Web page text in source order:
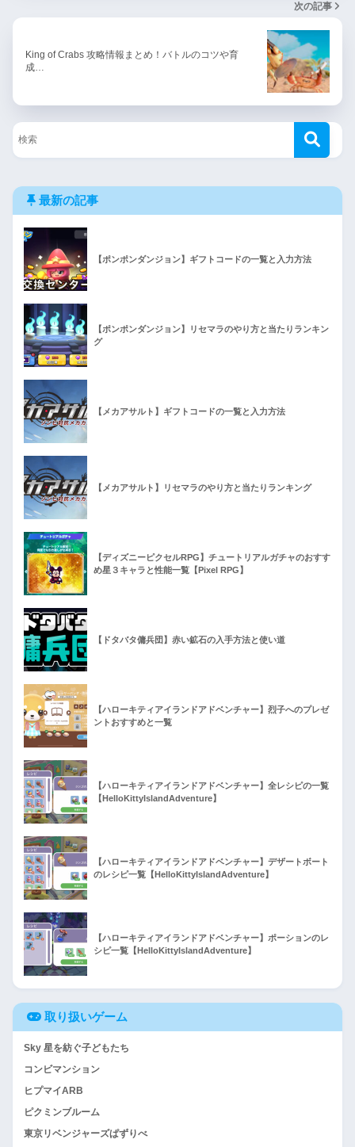
次の記事
King of Crabs 攻略情報まとめ！バトルのコツや育
成…
最新の記事
【ポンポンダンジョン】ギフトコードの一覧と入力方法
【ポンポンダンジョン】リセマラのやり方と当たりランキン
グ
【メカアサルト】ギフトコードの一覧と入力方法
【メカアサルト】リセマラのやり方と当たりランキング
【ディズニーピクセルRPG】チュートリアルガチャのおすす
め星３キャラと性能一覧【Pixel RPG】
【ドタバタ傭兵団】赤い鉱石の入手方法と使い道
【ハローキティアイランドアドベンチャー】烈子へのプレゼ
ントおすすめと一覧
【ハローキティアイランドアドベンチャー】全レシピの一覧
【HelloKittyIslandAdventure】
【ハローキティアイランドアドベンチャー】デザートボート
のレシピ一覧【HelloKittyIslandAdventure】
【ハローキティアイランドアドベンチャー】ポーションのレ
シピ一覧【HelloKittyIslandAdventure】
取り扱いゲーム
Sky 星を紡ぐ子どもたち
コンビマンション
ヒプマイARB
ピクミンブルーム
東京リベンジャーズぱずりべ